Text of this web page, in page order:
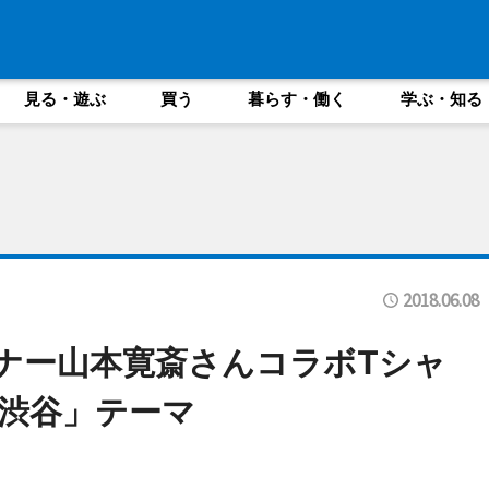
見る・遊ぶ 買う 暮らす・働く 学ぶ・知る
2018.06.08
ー山本寛斎さんコラボTシャ
谷」テーマ